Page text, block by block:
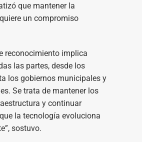
que mantener la
un compromiso
reconocimiento implica
las partes, desde los
los gobiernos municipales y
Se trata de mantener los
y continuar
la tecnología evoluciona
sostuvo.